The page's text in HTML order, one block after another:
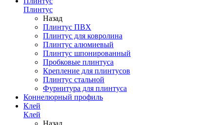
Плинтус
Назад
Плинтус ПВХ
Плинтус для ковролина
Плинтус алюмиевый
Плинтус шпонированный
Пробковые плинтуса
Крепление для плинтусов
Плинтус стальной
Фурнитура для плинтуса
Коннелюрный профиль
Клей
Клей
Назад